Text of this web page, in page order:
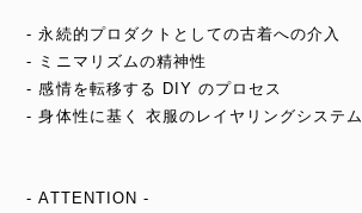
- 永続的プロダクトとしての古着への介入
- ミニマリズムの精神性
- 感情を転移する DIY のプロセス
- 身体性に基く 衣服のレイヤリングシステム
- ATTENTION -